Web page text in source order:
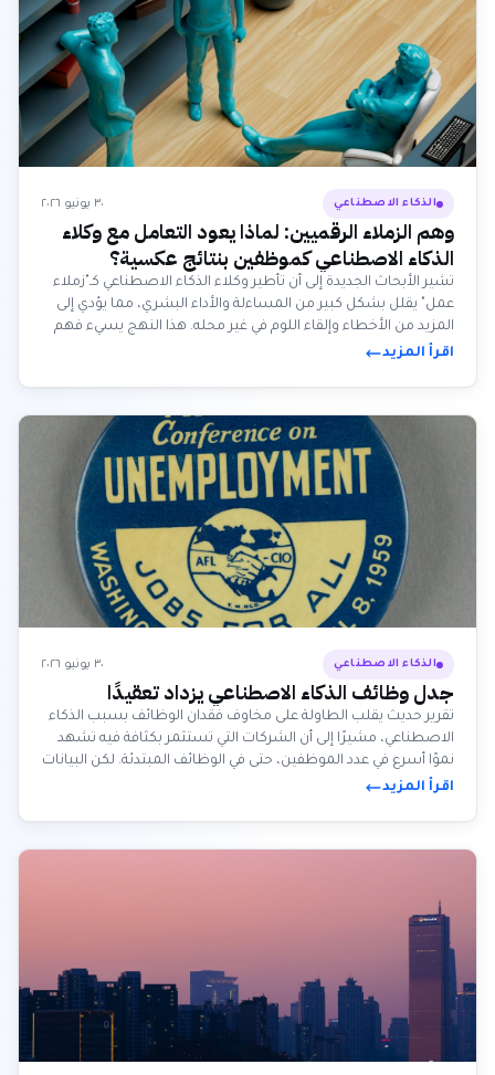
الذكاء الاصطناعي ٣٠ يونيو ٢٠٢٦
وهم الزملاء الرقميين: لماذا يعود التعامل مع وكلاء
الذكاء الاصطناعي كموظفين بنتائج عكسية؟
تشير الأبحاث الجديدة إلى أن تأطير وكلاء الذكاء الاصطناعي كـ"زملاء
عمل" يقلل بشكل كبير من المساءلة والأداء البشري، مما يؤدي إلى
المزيد من الأخطاء وإلقاء اللوم في غير محله. هذا النهج يسيء فهم
دور الذكاء الاصطناعي وقدراته بشكل أساسي.
اقرأ المزيد
الذكاء الاصطناعي ٣٠ يونيو ٢٠٢٦
جدل وظائف الذكاء الاصطناعي يزداد تعقيدًا
تقرير حديث يقلب الطاولة على مخاوف فقدان الوظائف بسبب الذكاء
الاصطناعي، مشيرًا إلى أن الشركات التي تستثمر بكثافة فيه تشهد
نموًا أسرع في عدد الموظفين، حتى في الوظائف المبتدئة. لكن البيانات
تميل بشدة نحو الشركات التكنولوجية المتقدمة، مما يعقد الصورة
اقرأ المزيد